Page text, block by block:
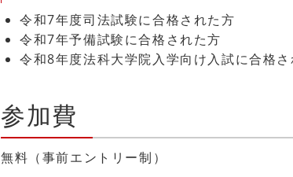
令和7年度司法試験に合格された方
令和7年予備試験に合格された方
令和8年度法科大学院入学向け入試に合格
参加費
無料（事前エントリー制）